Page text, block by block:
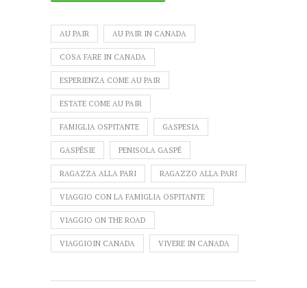
AU PAIR AU PAIR IN CANADA
COSA FARE IN CANADA
ESPERIENZA COME AU PAIR
ESTATE COME AU PAIR
FAMIGLIA OSPITANTE GASPESIA
GASPÉSIE PENISOLA GASPÉ
RAGAZZA ALLA PARI RAGAZZO ALLA PARI
VIAGGIO CON LA FAMIGLIA OSPITANTE
VIAGGIO ON THE ROAD
VIAGGIOIN CANADA VIVERE IN CANADA